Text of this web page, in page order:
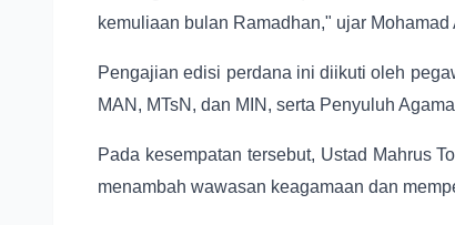
kemuliaan bulan Ramadhan," ujar Mohamad
Pengajian edisi perdana ini diikuti oleh
MAN, MTsN, dan MIN, serta Penyuluh
Pada kesempatan tersebut, Ustad Mahrus
menambah wawasan keagamaan dan